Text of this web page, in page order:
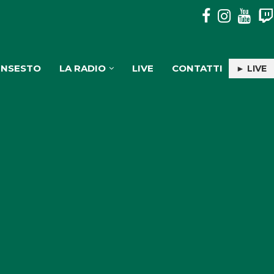
MOSORROFA: 3 SOGGETTI DENUNCIATI PER TRASPORTO
LA RADIO LIVE CONTATTI ► LIVE